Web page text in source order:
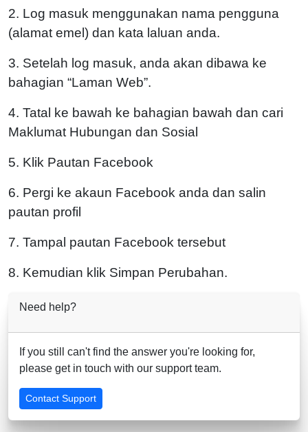
2. Log masuk menggunakan nama pengguna
(alamat emel) dan kata laluan anda.
3. Setelah log masuk, anda akan dibawa ke
bahagian “Laman Web”.
4. Tatal ke bawah ke bahagian bawah dan cari
Maklumat Hubungan dan Sosial
5. Klik Pautan Facebook
6. Pergi ke akaun Facebook anda dan salin
pautan profil
7. Tampal pautan Facebook tersebut
8. Kemudian klik Simpan Perubahan.
Need help?
If you still can't find the answer you're looking for,
please get in touch with our support team.
Contact Support